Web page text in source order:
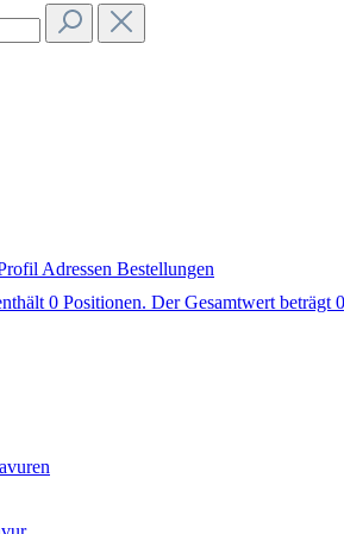
Adressen Bestellungen
0 Positionen. Der Gesamtwert beträgt